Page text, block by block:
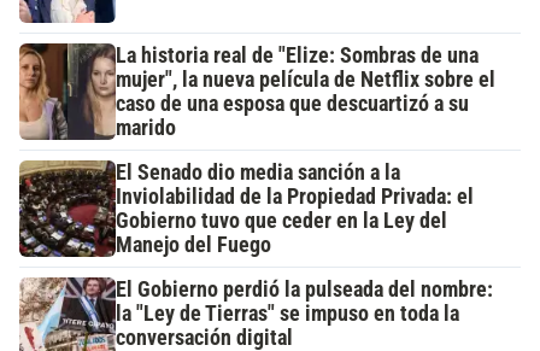
La historia real de "Elize: Sombras de una
mujer", la nueva película de Netflix sobre el
caso de una esposa que descuartizó a su
marido
El Senado dio media sanción a la
Inviolabilidad de la Propiedad Privada: el
Gobierno tuvo que ceder en la Ley del
Manejo del Fuego
El Gobierno perdió la pulseada del nombre:
la "Ley de Tierras" se impuso en toda la
conversación digital